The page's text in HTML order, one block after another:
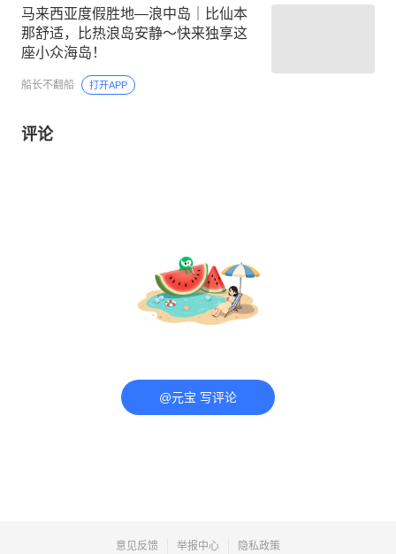
马来西亚度假胜地—浪中岛｜比仙本
那舒适，比热浪岛安静～快来独享这
座小众海岛！
船长不翻船 打开APP
评论
@元宝 写评论
意见反馈 举报中心 隐私政策